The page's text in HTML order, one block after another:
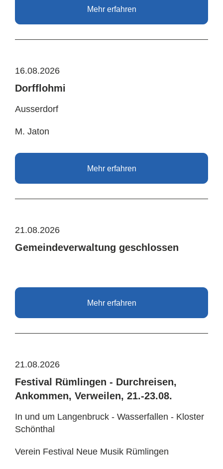
Mehr erfahren
16.08.2026
Dorfflohmi
Ausserdorf
M. Jaton
Mehr erfahren
21.08.2026
Gemeindeverwaltung geschlossen
Mehr erfahren
21.08.2026
Festival Rümlingen - Durchreisen,
Ankommen, Verweilen, 21.-23.08.
In und um Langenbruck - Wasserfallen - Kloster
Schönthal
Verein Festival Neue Musik Rümlingen